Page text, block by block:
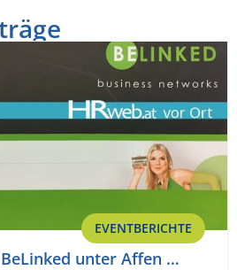
EVENTBERICHTE
unter Affen …